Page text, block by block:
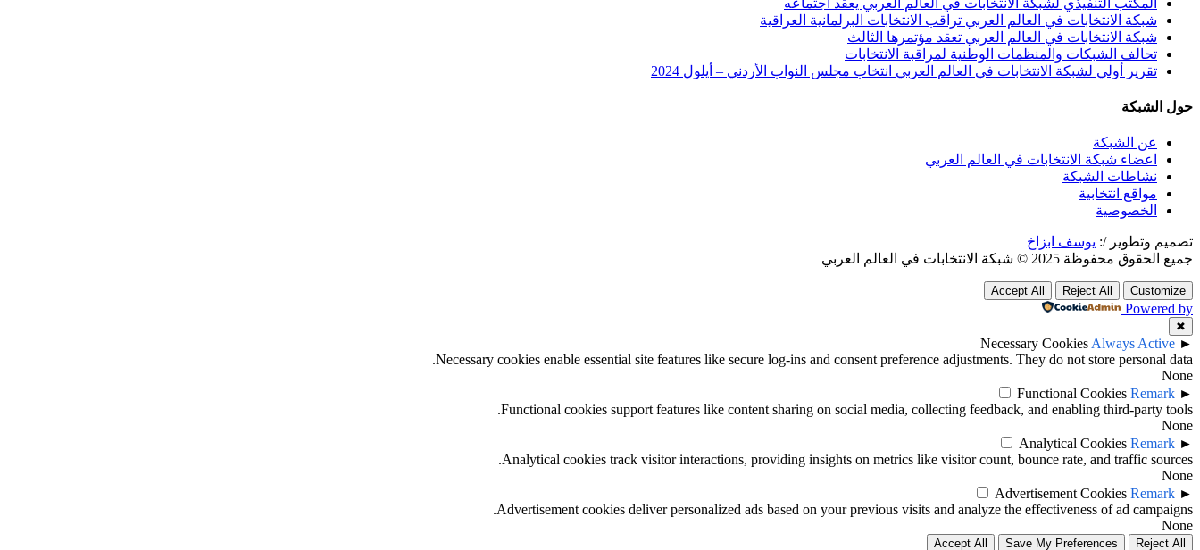
المكتب التنفيذي لشبكة الانتخابات في العالم العربي يعقد اجتماعه
شبكة الانتخابات في العالم العربي تراقب الانتخابات البرلمانية العراقية
شبكة الانتخابات في العالم العربي تعقد مؤتمرها الثالث
تحالف الشبكات والمنظمات الوطنية لمراقبة الانتخابات
تقرير أولي لشبكة الانتخابات في العالم العربي انتخاب مجلس النواب الأردني – أيلول 2024
حول الشبكة
عن الشبكة
اعضاء شبكة الانتخابات في العالم العربي
نشاطات الشبكة
مواقع انتخابية
الخصوصية
تصميم وتطوير /: يوسف ابزاخ
جميع الحقوق محفوظة 2025 © شبكة الانتخابات في العالم العربي
Customize
Reject All
Accept All
Powered by
✖
►
Necessary CookiesAlways Active
Necessary cookies enable essential site features like secure log-ins and consent preference adjustments. They do not store personal data.
None
►
Functional Cookies Remark
Functional cookies support features like content sharing on social media, collecting feedback, and enabling third-party tools.
None
►
Analytical Cookies Remark
Analytical cookies track visitor interactions, providing insights on metrics like visitor count, bounce rate, and traffic sources.
None
►
Advertisement Cookies Remark
Advertisement cookies deliver personalized ads based on your previous visits and analyze the effectiveness of ad campaigns.
None
Reject All
Save My Preferences
Accept All